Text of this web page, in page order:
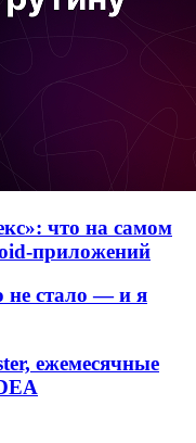
что на самом
приложений
не стало — и я
ежемесячные